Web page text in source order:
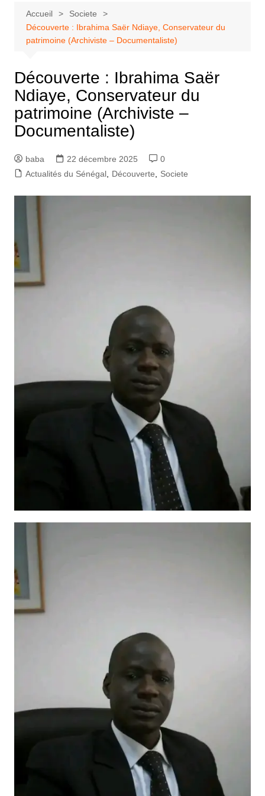
Accueil
Societe
Découverte : Ibrahima Saër Ndiaye, Conservateur du
patrimoine (Archiviste – Documentaliste)
Découverte : Ibrahima Saër
Ndiaye, Conservateur du
patrimoine (Archiviste –
Documentaliste)
baba 22 décembre 2025
0
Actualités du Sénégal, Découverte Societe